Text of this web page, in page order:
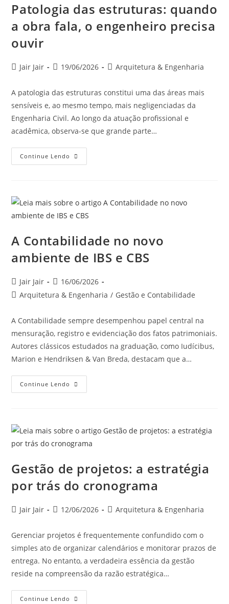
Patologia das estruturas: quando
a obra fala, o engenheiro precisa
ouvir
Jair Jair 19/06/2026 Arquitetura & Engenharia
A patologia das estruturas constitui uma das áreas mais
sensíveis e, ao mesmo tempo, mais negligenciadas da
Engenharia Civil. Ao longo da atuação profissional e
acadêmica, observa-se que grande parte…
Continue Lendo
A Contabilidade no novo
ambiente de IBS e CBS
Jair Jair
16/06/2026
Arquitetura & Engenharia / Gestão e Contabilidade
A Contabilidade sempre desempenhou papel central na
mensuração, registro e evidenciação dos fatos patrimoniais.
Autores clássicos estudados na graduação, como Iudícibus,
Marion e Hendriksen & Van Breda, destacam que a…
Continue Lendo
Gestão de projetos: a estratégia
por trás do cronograma
Jair Jair 12/06/2026 Arquitetura & Engenharia
Gerenciar projetos é frequentemente confundido com o
simples ato de organizar calendários e monitorar prazos de
entrega. No entanto, a verdadeira essência da gestão
reside na compreensão da razão estratégica…
Continue Lendo